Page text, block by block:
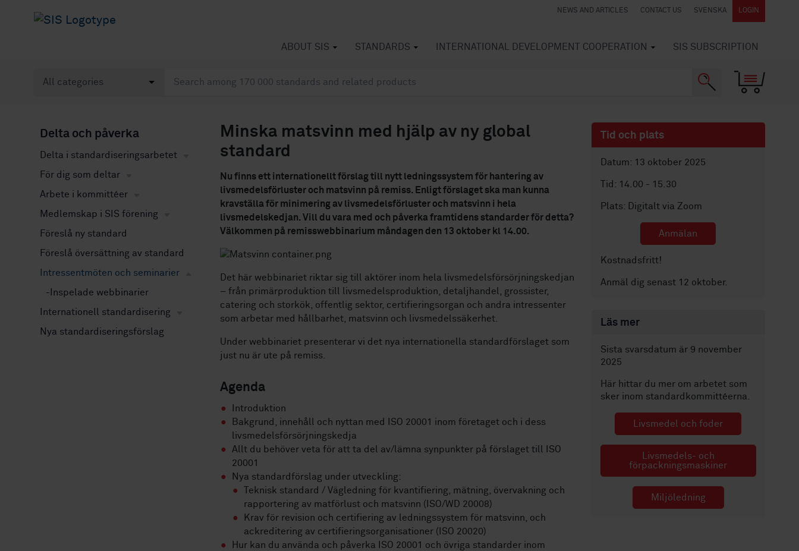
NEWS AND ARTICLES CONTACT US SVENSKA LOGIN
ABOUT SIS STANDARDS INTERNATIONAL DEVELOPMENT COOPERATION SIS SUBSCRIPTION
Delta och påverka
Delta i standardiseringsarbetet
För dig som deltar
Arbete i kommittéer
Medlemskap i SIS förening
Föreslå ny standard
Föreslå översättning av standard
Intressentmöten och seminarier
Inspelade webbinarier
Internationell standardisering
Nya standardiseringsförslag
Minska matsvinn med hjälp av ny global
standard
Nu finns ett internationellt förslag till nytt ledningssystem för hantering av
livsmedelsförluster och matsvinn på remiss. Enligt förslaget ska man kunna
kravställa för minimering av livsmedelsförluster och matsvinn i hela
livsmedelskedjan. Vill du vara med och påverka framtidens standarder för detta?
Välkommen på remisswebbinarium måndagen den 13 oktober kl 14.00.
Det här webbinariet riktar sig till aktörer inom hela livsmedelsförsörjningskedjan
– från primärproduktion till livsmedelsproduktion, detaljhandel, grossister,
catering och storkök, offentlig sektor, certifieringsorgan och andra intressenter
som arbetar med hållbarhet, matsvinn och livsmedelssäkerhet.
Under webbinariet presenterar vi det nya internationella standardförslaget som
just nu är ute på remiss.
Agenda
Introduktion
Bakgrund, innehåll och nyttan med ISO 20001 inom företaget och i dess
livsmedelsförsörjningskedja
Allt du behöver veta för att ta del av/lämna synpunkter på förslaget till ISO
20001
Nya standardförslag under utveckling:
Teknisk standard / Vägledning för kvantifiering, mätning, övervakning och
rapportering av matförlust och matsvinn (ISO/WD 20008)
Krav för revision och certifiering av ledningssystem för matsvinn, och
ackreditering av certifieringsorganisationer (ISO 20020)
Hur kan du använda och påverka ISO 20001 och övriga standarder inom
Tid och plats
Datum: 13 oktober 2025
Tid: 14.00 - 15.30
Plats: Digitalt via Zoom
Anmälan
Kostnadsfritt!
Anmäl dig senast 12 oktober.
Läs mer
Sista svarsdatum är 9 november
2025
Här hittar du mer om arbetet som
sker inom standardkommittéerna.
Livsmedel och foder
Livsmedels- och
förpackningsmaskiner
Miljöledning